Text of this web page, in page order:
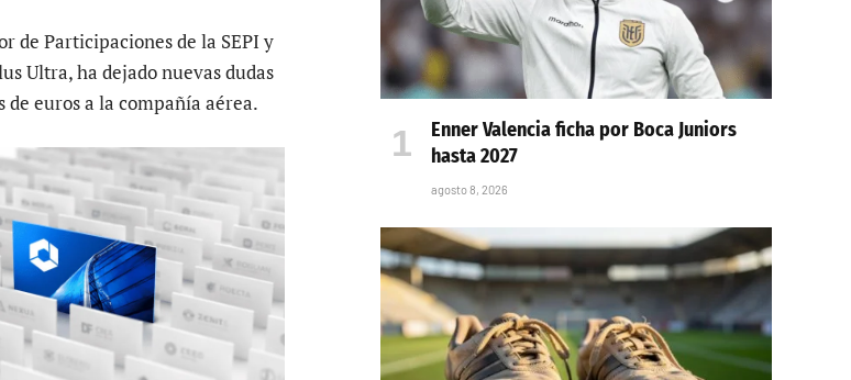
de Participaciones de la SEPI y
Ultra, ha dejado nuevas dudas
euros a la compañía aérea.
Enner Valencia ficha por Boca Juniors
hasta 2027
agosto 8, 2026